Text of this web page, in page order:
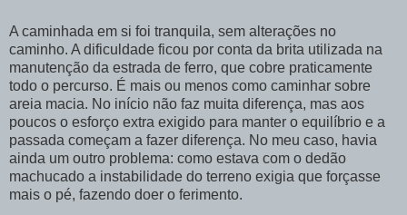
A caminhada em si foi tranquila, sem alterações no
caminho. A dificuldade ficou por conta da brita utilizada na
manutenção da estrada de ferro, que cobre praticamente
todo o percurso. É mais ou menos como caminhar sobre
areia macia. No início não faz muita diferença, mas aos
poucos o esforço extra exigido para manter o equilíbrio e a
passada começam a fazer diferença. No meu caso, havia
ainda um outro problema: como estava com o dedão
machucado a instabilidade do terreno exigia que forçasse
mais o pé, fazendo doer o ferimento.